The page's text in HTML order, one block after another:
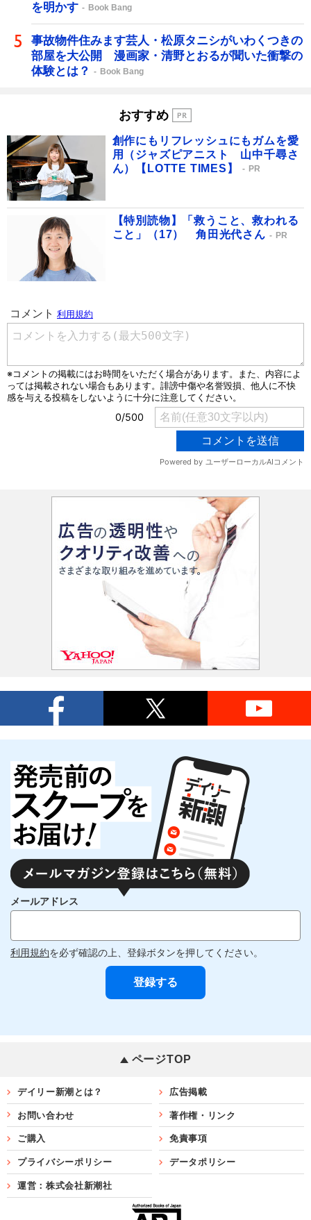
を明かす
Book Bang
事故物件住みます芸人・松原タニシがいわくつきの
部屋を大公開 漫画家・清野とおるが聞いた衝撃の
体験とは？
Book Bang
おすすめ
創作にもリフレッシュにもガムを愛
用（ジャズピアニスト 山中千尋さ
ん）【LOTTE TIMES】
PR
【特別読物】「救うこと、救われる
こと」（17） 角田光代さん
PR
メールアドレス
利用規約を必ず確認の上、登録ボタンを押してください。
ページTOP
デイリー新潮とは？ 広告掲載
お問い合わせ 著作権・リンク
ご購入 免責事項
プライバシーポリシー データポリシー
運営：株式会社新潮社